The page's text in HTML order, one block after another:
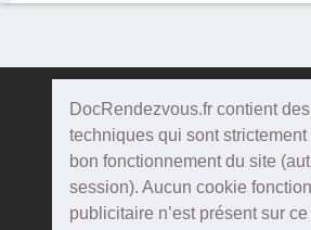
DocRendezvous.fr contient
techniques qui sont
bon fonctionnement du site
session). Aucun cookie
publicitaire n’est présent sur ce
Doc
Qui sommes-nous ?
Conditions Générales